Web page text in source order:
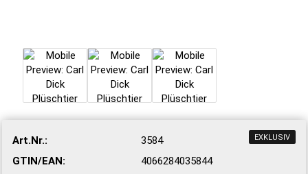
EXKLUSIV
Art.Nr.:
3584
GTIN/EAN:
4066284035844